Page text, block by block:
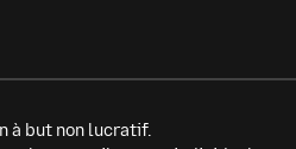
à but non lucratif.